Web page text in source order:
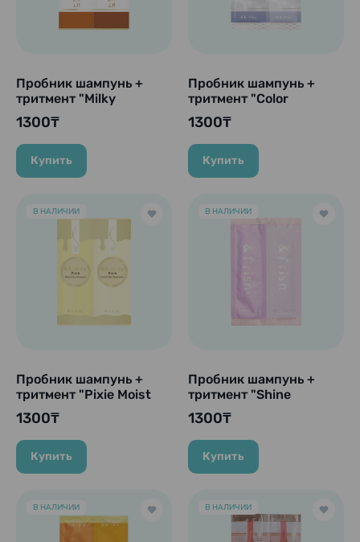
Пробник шампунь +
тритмент "Milky
Precious EX Repair", 10
гр. + 10 гр.
1300₸
Купить
Пробник шампунь +
тритмент "Color
Control Repair" для
увлажнения и
восстановления, 10 гр.
+ 10 гр.
1300₸
Купить
В НАЛИЧИИ
Пробник шампунь +
тритмент "Pixie Moist
Silky" увлажнение и
восстановление, 10 гр.
+ 10 гр.
1300₸
Купить
В НАЛИЧИИ
Пробник шампунь +
тритмент "Shine
Miracle, &Prism", 10 гр.
+ 10 гр.
1300₸
Купить
В НАЛИЧИИ В НАЛИЧИИ